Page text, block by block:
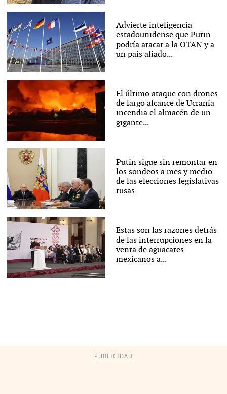
Advierte inteligencia
estadounidense que Putin
podría atacar a la OTAN y a
un país aliado...
El último ataque con drones
de largo alcance de Ucrania
incendia el almacén de un
gigante...
Putin sigue sin remontar en
los sondeos a mes y medio
de las elecciones legislativas
rusas
Estas son las razones detrás
de las interrupciones en la
venta de aguacates
mexicanos a...
PUBLICIDAD